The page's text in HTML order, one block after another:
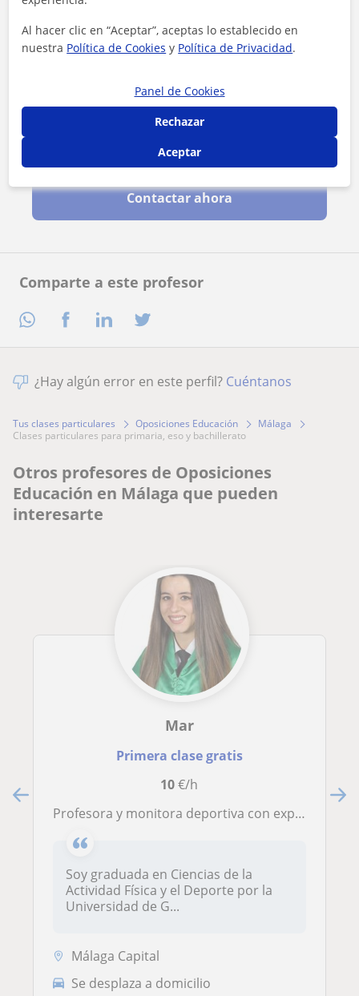
Comparte a este profesor
Al hacer clic, aceptas nuestroaviso legal
Contactar ahora
¿Hay algún error en este perfil? Cuéntanos
Tus clases particulares Oposiciones Educación
Málaga
clases particulares para primaria, eso y bachillerato
Otros profesores de Oposiciones
Educación en Málaga que pueden
interesarte
Mar
Primera clase gratis
10€/h
Profesora y monitora deportiva con experiencia en dicho sector tanto con niños como adultos
Soy graduada en Ciencias de la
Actividad Física y el Deporte por la
Universidad de G...
Málaga Capital
Se desplaza a domicilio
Al hacer clic en “Aceptar”, aceptas lo establecido en
nuestra Política de Cookies y Política de Privacidad.
Panel de Cookies
Rechazar
Aceptar